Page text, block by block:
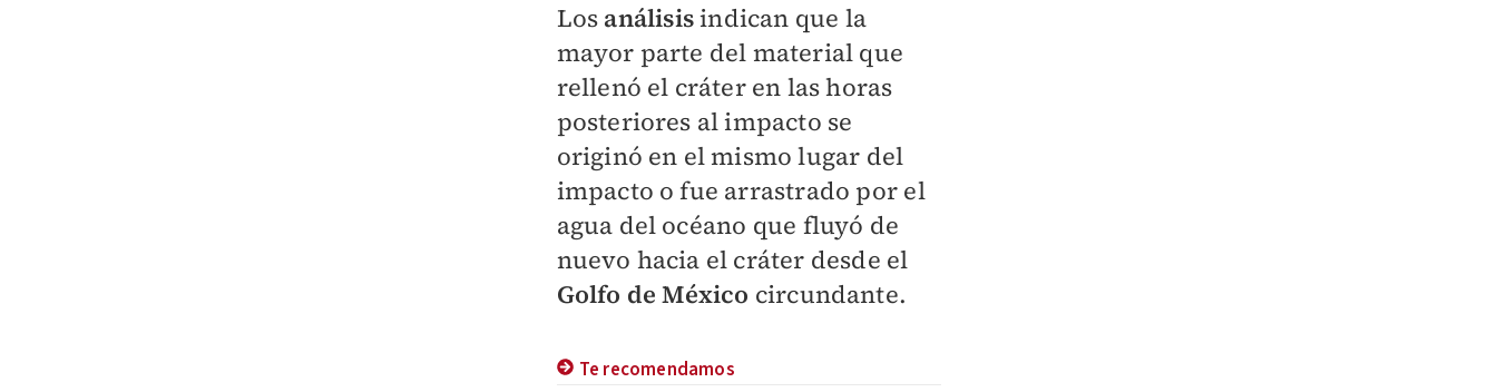
Los análisisindican que la
mayor parte del material que
rellenó el cráter en las horas
posteriores al impacto se
originó en el mismo lugar del
impacto o fue arrastrado por el
agua del océano que fluyó de
nuevo hacia el cráter desde el
Golfo de México circundante.
Te recomendamos